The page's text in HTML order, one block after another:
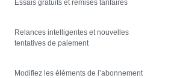
Essais gratuits et remises tarifaires
Relances intelligentes et nouvelles
tentatives de paiement
Modifiez les éléments de l’abonnement